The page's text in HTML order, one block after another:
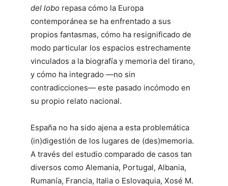
del lobo repasa cómo la Europa
contemporánea se ha enfrentado a sus
propios fantasmas, cómo ha resignificado de
modo particular los espacios estrechamente
vinculados a la biografía y memoria del tirano,
y cómo ha integrado ―no sin
contradicciones― este pasado incómodo en
su propio relato nacional.
España no ha sido ajena a esta problemática
(in)digestión de los lugares de (des)memoria.
A través del estudio comparado de casos tan
diversos como Alemania, Portugal, Albania,
Rumanía, Francia, Italia o Eslovaquia, Xosé M.